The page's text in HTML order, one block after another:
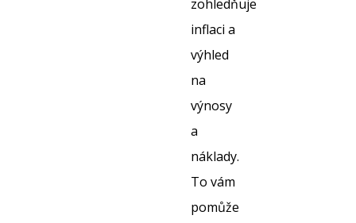
zohledňuje
inflaci a
výhled
na
výnosy
a
náklady.
To vám
pomůže